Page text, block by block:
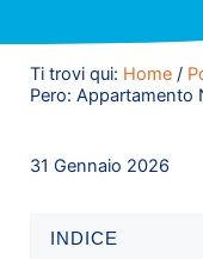
Ti trovi qui: Home /
Pero: Appartamento
31 Gennaio 2026
INDICE